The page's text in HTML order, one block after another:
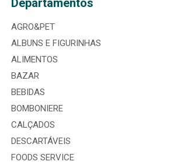
Departamentos
AGRO&PET
ALBUNS E FIGURINHAS
ALIMENTOS
BAZAR
BEBIDAS
BOMBONIERE
CALÇADOS
DESCARTÁVEIS
FOODS SERVICE